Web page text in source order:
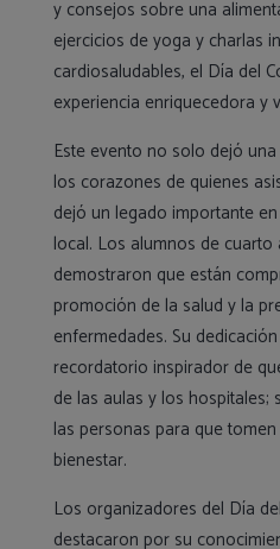
y consejos sobre una
ejercicios de yoga y charlas
cardiosaludables, el Día del
experiencia enriquecedora y
Este evento no solo dejó
los corazones de quienes
dejó un legado importante
local. Los alumnos de cuarto
demostraron que están
promoción de la salud y la
enfermedades. Su
recordatorio inspirador de
de las aulas y los
las personas para que
bienestar.
Los organizadores del Día
destacaron por su